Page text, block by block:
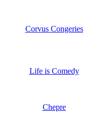
Corvus Congeries
Life is Comedy
Chepre